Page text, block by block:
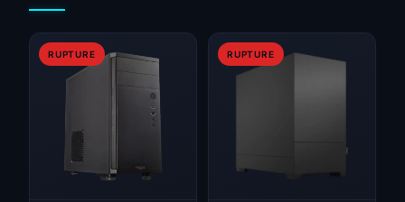
RUPTURE RUPTURE